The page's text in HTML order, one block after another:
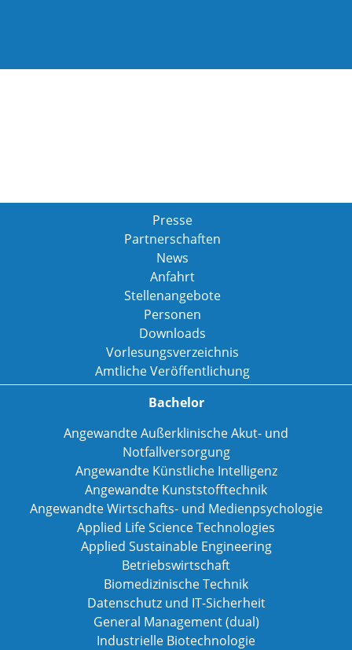
Presse
Partnerschaften
News
Anfahrt
Stellenangebote
Personen
Downloads
Vorlesungsverzeichnis
Amtliche Veröffentlichung
Bachelor
Angewandte Außerklinische Akut- und
Notfallversorgung
Angewandte Künstliche Intelligenz
Angewandte Kunststofftechnik
Angewandte Wirtschafts- und Medienpsychologie
Applied Life Science Technologies
Applied Sustainable Engineering
Betriebswirtschaft
Biomedizinische Technik
Datenschutz und IT-Sicherheit
General Management (dual)
Industrielle Biotechnologie